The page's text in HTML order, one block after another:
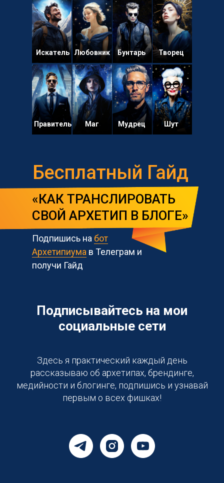
Искатель Любовник Бунтарь Творец
Правитель Маг
Возможно
Мудрец Шут
Подпишись набот Архетипиума
в Телеграм и получи Гайд
«КАК ТРАНСЛИРОВАТЬ
СВОЙ АРХЕТИП В БЛОГЕ»
Подпишись на бот
Архетипиума в Телеграм и
получи Гайд
Бесплатный Гайд
Бесплатный гайд «КАК
ТРАНСЛИРОВАТЬ СВОЙ
АРХЕТИП В БЛОГЕ»
Подписывайтесь на мои
социальные сети
Здесь я практический каждый день
рассказываю об архетипах, брендинге,
медийности и блогинге, подпишись и узнавай
первым о всех фишках!